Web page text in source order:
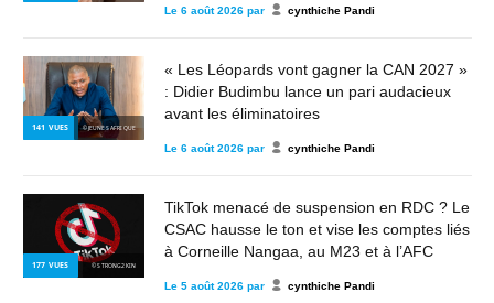
Le 6 août 2026 par cynthiche Pandi
141 VUES © JEUNES AFRIQUE
« Les Léopards vont gagner la CAN 2027 »
: Didier Budimbu lance un pari audacieux
avant les éliminatoires
Le 6 août 2026 par cynthiche Pandi
177 VUES © STRONG2KIN
TikTok menacé de suspension en RDC ? Le
CSAC hausse le ton et vise les comptes liés
à Corneille Nangaa, au M23 et à l’AFC
Le 5 août 2026 par cynthiche Pandi